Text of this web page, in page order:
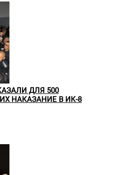
ДЛЯ 500
НАКАЗАНИЕ В ИК-8